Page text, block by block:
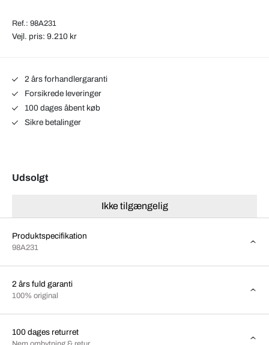
Ref.: 98A231
Vejl. pris: 9.210 kr
2 års forhandlergaranti
Forsikrede leveringer
100 dages åbent køb
Sikre betalinger
Udsolgt
Ikke tilgængelig
Produktspecifikation
98A231
2 års fuld garanti
100% original
100 dages returret